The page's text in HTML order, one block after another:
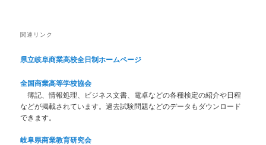
関連リンク
県立岐阜商業高校全日制ホームページ
全国商業高等学校協会
簿記、情報処理、ビジネス文書、電卓などの各種検定の紹介や日程
などが掲載されています。過去試験問題などのデータもダウンロード
できます。
岐阜県商業教育研究会